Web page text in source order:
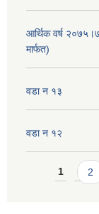
आर्थिक वर्ष
मार्फत)
वडा न १३
वडा न १२
Pages
1 2